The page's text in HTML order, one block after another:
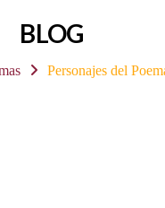
BLOG
Personajes del